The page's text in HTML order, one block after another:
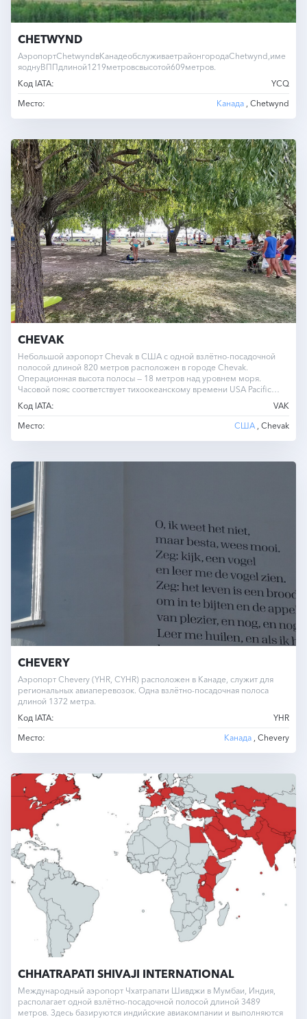
CHETWYND
АэропортChetwyndвКанадеобслуживаетрайонгородаChetwynd,име
яоднуВППдлиной1219метровсвысотой609метров.
Код IATA:
YCQ
Место:
Канада , Chetwynd
CHEVAK
Небольшой аэропорт Chevak в США с одной взлётно-посадочной
полосой длиной 820 метров расположен в городе Chevak.
Операционная высота полосы — 18 метров над уровнем моря.
Часовой пояс соответствует тихоокеанскому времени USA Pacific
Time (PT).
Код IATA:
VAK
Место:
США , Chevak
CHEVERY
Аэропорт Chevery (YHR, CYHR) расположен в Канаде, служит для
региональных авиаперевозок. Одна взлётно-посадочная полоса
длиной 1372 метра.
Код IATA:
YHR
Место:
Канада , Chevery
CHHATRAPATI SHIVAJI INTERNATIONAL
Международный аэропорт Чхатрапати Шивджи в Мумбаи, Индия,
располагает одной взлётно-посадочной полосой длиной 3489
метров. Здесь базируются индийские авиакомпании и выполняются